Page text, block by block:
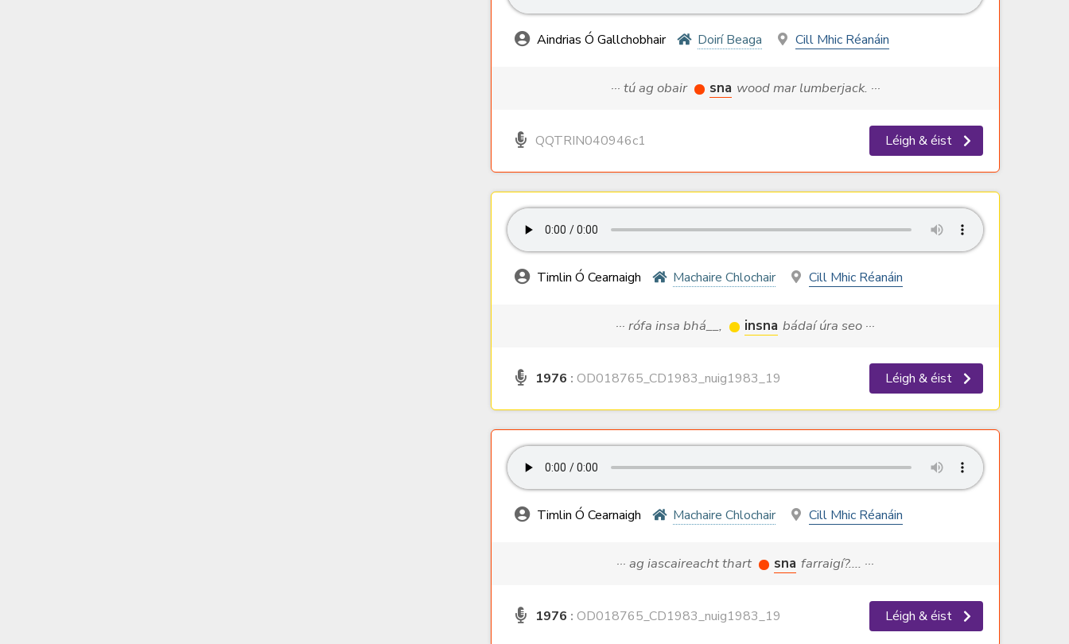
Aindrias Ó Gallchobhair Doirí Beaga Cill Mhic Réanáin
··· tú ag obair sna wood mar lumberjack. ···
QQTRIN040946c1 Léigh & éist
Timlin Ó Cearnaigh Machaire Chlochair Cill Mhic Réanáin
··· rófa insa bhá__, insna bádaí úra seo ···
1976 : OD018765_CD1983_nuig1983_19 Léigh & éist
Timlin Ó Cearnaigh Machaire Chlochair Cill Mhic Réanáin
··· ag iascaireacht thart sna farraigí?.... ···
1976 : OD018765_CD1983_nuig1983_19 Léigh & éist